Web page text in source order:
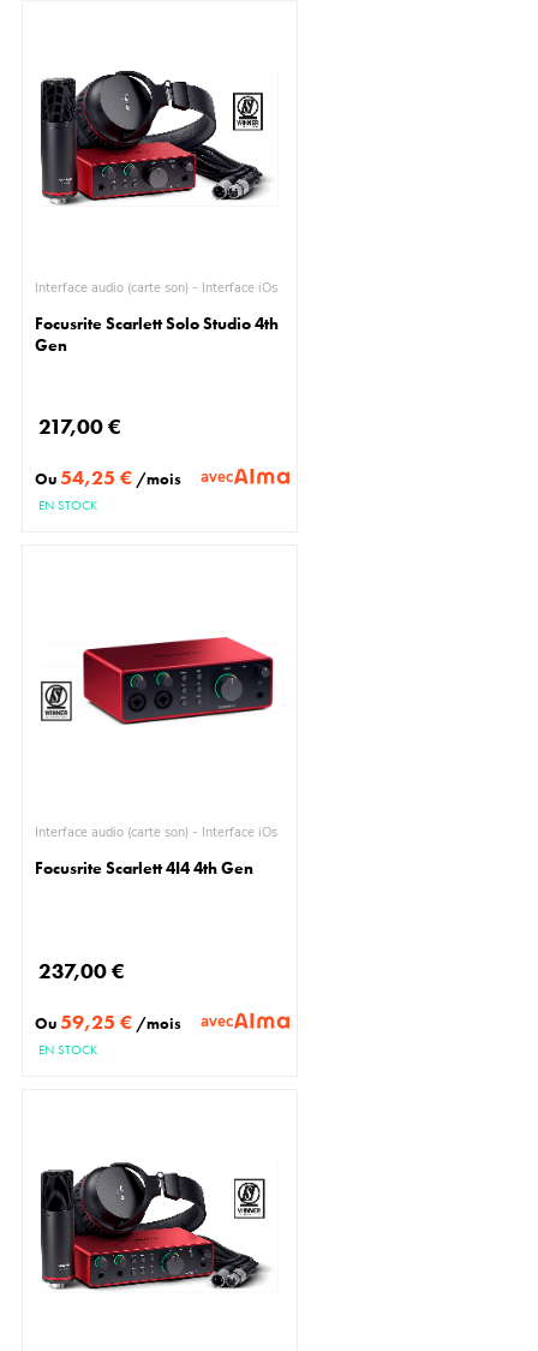
Interface audio (carte son) - Interface iOs
Focusrite Scarlett Solo Studio 4th
Gen
217,00 €
Ou54,25 € /mois avec
EN STOCK
Interface audio (carte son) - Interface iOs
Focusrite Scarlett 4I4 4th Gen
237,00 €
Ou59,25 € /mois avec
EN STOCK